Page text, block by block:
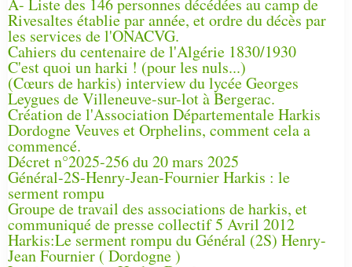
A- Liste des 146 personnes décédées au camp de
Rivesaltes établie par année, et ordre du décès par
les services de l'ONACVG.
Cahiers du centenaire de l'Algérie 1830/1930
C'est quoi un harki ! (pour les nuls...)
(Cœurs de harkis) interview du lycée Georges
Leygues de Villeneuve-sur-lot à Bergerac.
Création de l'Association Départementale Harkis
Dordogne Veuves et Orphelins, comment cela a
commencé.
Décret n°2025-256 du 20 mars 2025
Général-2S-Henry-Jean-Fournier Harkis : le
serment rompu
Groupe de travail des associations de harkis, et
communiqué de presse collectif 5 Avril 2012
Harkis:Le serment rompu du Général (2S) Henry-
Jean Fournier ( Dordogne )